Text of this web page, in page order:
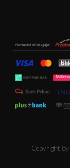
Copyright by